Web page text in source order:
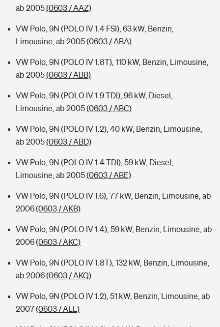
ab 2005(0603 / AAZ)
VW Polo, 9N (POLO IV 1.4 FSI), 63 kW, Benzin,
Limousine, ab 2005(0603 / ABA)
VW Polo, 9N (POLO IV 1.8T), 110 kW, Benzin, Limousine,
ab 2005(0603 / ABB)
VW Polo, 9N (POLO IV 1.9 TDI), 96 kW, Diesel,
Limousine, ab 2005(0603 / ABC)
VW Polo, 9N (POLO IV 1.2), 40 kW, Benzin, Limousine,
ab 2005(0603 / ABD)
VW Polo, 9N (POLO IV 1.4 TDI), 59 kW, Diesel,
Limousine, ab 2005(0603 / ABE)
VW Polo, 9N (POLO IV 1.6), 77 kW, Benzin, Limousine, ab
2006(0603 / AKB)
VW Polo, 9N (POLO IV 1.4), 59 kW, Benzin, Limousine, ab
2006(0603 / AKC)
VW Polo, 9N (POLO IV 1.8T), 132 kW, Benzin, Limousine,
ab 2006(0603 / AKQ)
VW Polo, 9N (POLO IV 1.2), 51 kW, Benzin, Limousine, ab
2007(0603 / ALL)